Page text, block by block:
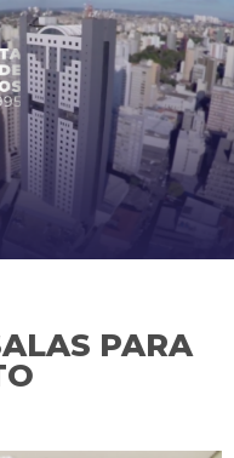
PARA